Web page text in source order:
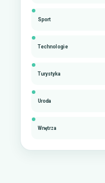
Sport
Technologie
Turystyka
Uroda
Wnętrza